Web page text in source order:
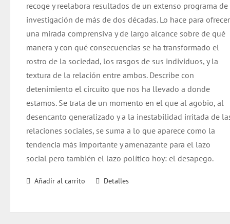
recoge y reelabora resultados de un extenso programa de
investigación de más de dos décadas. Lo hace para ofrecer
una mirada comprensiva y de largo alcance sobre de qué
manera y con qué consecuencias se ha transformado el
rostro de la sociedad, los rasgos de sus individuos, y la
textura de la relación entre ambos. Describe con
detenimiento el circuito que nos ha llevado a donde
estamos. Se trata de un momento en el que al agobio, al
desencanto generalizado y a la inestabilidad irritada de
relaciones sociales, se suma a lo que aparece como la
tendencia más importante y amenazante para el lazo
social pero también el lazo político hoy: el desapego.
Añadir al carrito Detalles